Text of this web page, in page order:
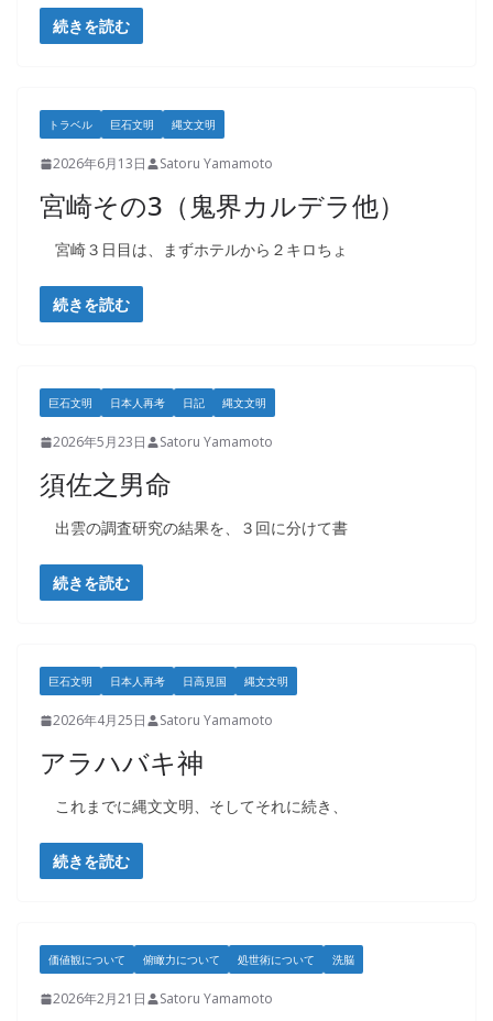
続きを読む
トラベル 巨石文明 縄文文明
2026年6月13日 Satoru Yamamoto
宮崎その3（鬼界カルデラ他）
宮崎３日目は、まずホテルから２キロちょ
続きを読む
巨石文明 日本人再考 日記 縄文文明
2026年5月23日 Satoru Yamamoto
須佐之男命
出雲の調査研究の結果を、３回に分けて書
続きを読む
巨石文明 日本人再考 日高見国 縄文文明
2026年4月25日 Satoru Yamamoto
アラハバキ神
これまでに縄文文明、そしてそれに続き、
続きを読む
価値観について 俯瞰力について 処世術について 洗脳
2026年2月21日 Satoru Yamamoto